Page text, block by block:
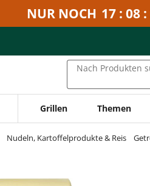
NUR NOCH 17 : 08
Nach Produkten
Grillen Themen
Nudeln, Kartoffelprodukte & Reis